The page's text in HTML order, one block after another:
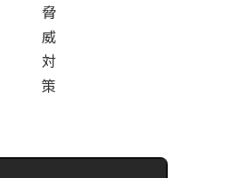
脅
威
対
策